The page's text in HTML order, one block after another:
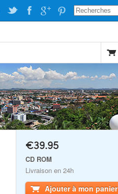
€39.95
CD ROM
Livraison en 24h
Ajouter à mon panier